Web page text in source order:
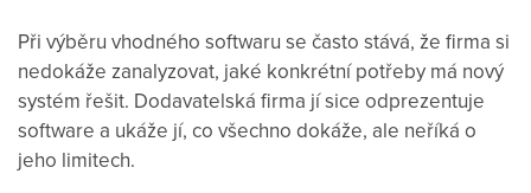
Při výběru vhodného softwaru se často stává, že firma si
nedokáže zanalyzovat, jaké konkrétní potřeby má nový
systém řešit. Dodavatelská firma jí sice odprezentuje
software a ukáže jí, co všechno dokáže, ale neříká o
jeho limitech.